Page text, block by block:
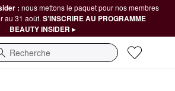
: nous mettons le paquet pour nos membres
au 31 août. S’INSCRIRE AU PROGRAMME
BEAUTY INSIDER ▸